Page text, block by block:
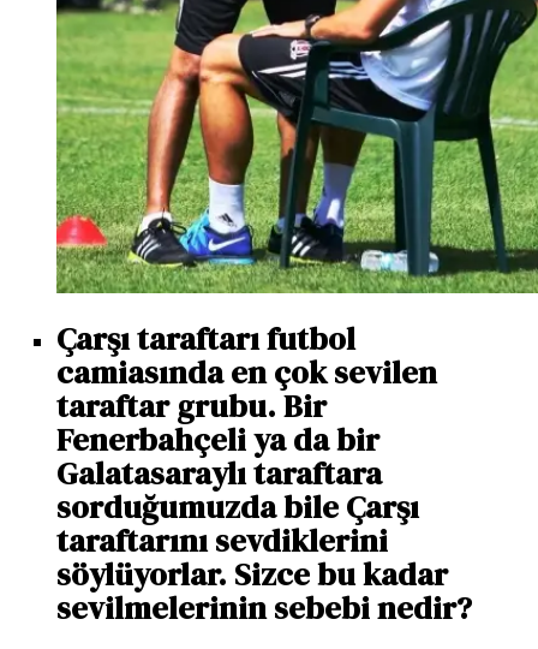
Çarşı taraftarı futbol
camiasında en çok sevilen
taraftar grubu. Bir
Fenerbahçeli ya da bir
Galatasaraylı taraftara
sorduğumuzda bile Çarşı
taraftarını sevdiklerini
söylüyorlar. Sizce bu kadar
sevilmelerinin sebebi nedir?